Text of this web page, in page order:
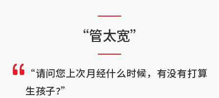
“管太宽”
“请问您上次月经什么时候，有没有打算
生孩子?”